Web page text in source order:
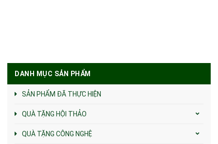
DANH MỤC SẢN PHẨM
SẢN PHẨM ĐÃ THỰC HIỆN
QUÀ TẶNG HỘI THẢO
QUÀ TẶNG CÔNG NGHỆ